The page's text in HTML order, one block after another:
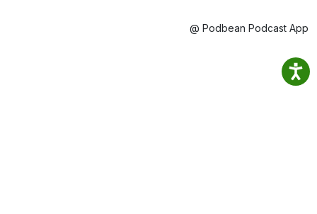
@ Podbean Podcast App